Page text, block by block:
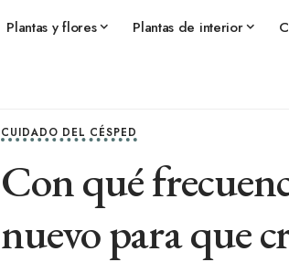
Plantas y flores Plantas de interior
CUIDADO DEL CÉSPED
Con qué
nuevo para que